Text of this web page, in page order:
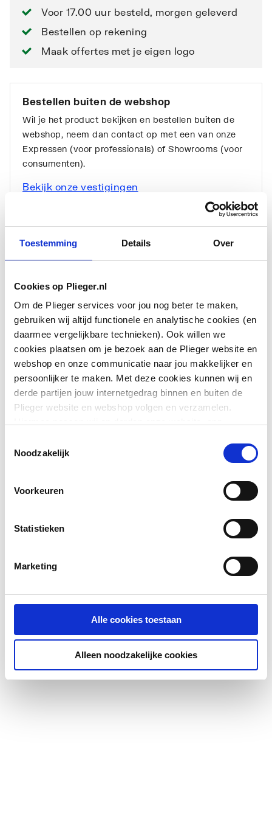
Toestemming Details Over
Cookies op Plieger.nl
Om de Plieger services voor jou nog beter te maken,
gebruiken wij altijd functionele en analytische cookies (en
daarmee vergelijkbare technieken). Ook willen we
cookies plaatsen om je bezoek aan de Plieger website en
webshop en onze communicatie naar jou makkelijker en
persoonlijker te maken. Met deze cookies kunnen wij en
derde partijen jouw internetgedrag binnen en buiten de
Plieger website en webshop volgen en verzamelen.
We slaan je cookievoorkeur op in je browser.
Noodzakelijk
Voorkeuren
Statistieken
Marketing
Alle cookies toestaan
Alleen noodzakelijke cookies
Voor 17.00 uur besteld, morgen geleverd
Bestellen op rekening
Maak offertes met je eigen logo
Bestellen buiten de webshop
Wil je het product bekijken en bestellen buiten de
webshop, neem dan contact op met een van onze
Expressen (voor professionals) of Showrooms (voor
consumenten).
Bekijk onze vestigingen